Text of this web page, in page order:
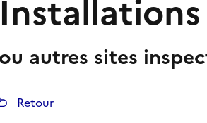
Installations
ou autres sites
Retour